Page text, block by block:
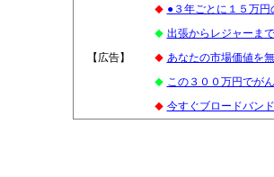
【広告】
◆ ●３年ごとに１５万
◆ 出張からレジャーま
◆ あなたの市場価値を
◆ この３００万円でが
◆ 今すぐブロードバン